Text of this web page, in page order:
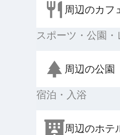
周辺のカフ
スポーツ・公園・
周辺の公園
宿泊・入浴
周辺のホテ